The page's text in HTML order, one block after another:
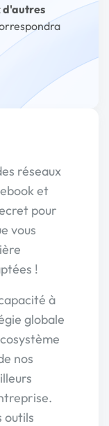
d'autres
réseaux
et
pour
vous
!
à
globale
nos
outils